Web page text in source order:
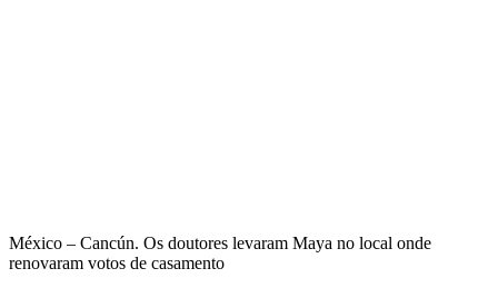
México – Cancún. Os doutores levaram Maya no local onde
renovaram votos de casamento